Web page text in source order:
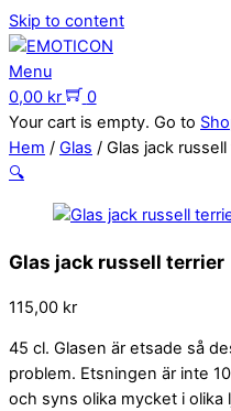
Skip to content
Menu
0,00 kr
0
Your cart is empty. Go to
Hem / Glas / Glas jack
🔍
Glas jack russell terrier
115,00 kr
45 cl. Glasen är etsade så
problem. Etsningen är inte
och syns olika mycket i olika